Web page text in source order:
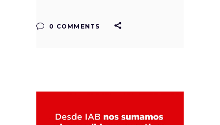
0 COMMENTS